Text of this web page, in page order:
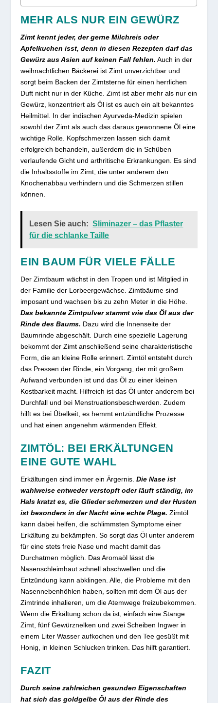
MEHR ALS NUR EIN GEWÜRZ
Zimt kennt jeder, der gerne Milchreis oder
Apfelkuchen isst, denn in diesen Rezepten darf das
Gewürz aus Asien auf keinen Fall fehlen. Auch in der
weihnachtlichen Bäckerei ist Zimt unverzichtbar und
sorgt beim Backen der Zimtsterne für einen herrlichen
Duft nicht nur in der Küche. Zimt ist aber mehr als nur ein
Gewürz, konzentriert als Öl ist es auch ein alt bekanntes
Heilmittel. In der indischen Ayurveda-Medizin spielen
sowohl der Zimt als auch das daraus gewonnene Öl eine
wichtige Rolle. Kopfschmerzen lassen sich damit
erfolgreich behandeln, außerdem die in Schüben
verlaufende Gicht und arthritische Erkrankungen. Es sind
die Inhaltsstoffe im Zimt, die unter anderem den
Knochenabbau verhindern und die Schmerzen stillen
können.
Lesen Sie auch: Sliminazer – das Pflaster
für die schlanke Taille
EIN BAUM FÜR VIELE FÄLLE
Der Zimtbaum wächst in den Tropen und ist Mitglied in
der Familie der Lorbeergewächse. Zimtbäume sind
imposant und wachsen bis zu zehn Meter in die Höhe.
Das bekannte Zimtpulver stammt wie das Öl aus der
Rinde des Baums. Dazu wird die Innenseite der
Baumrinde abgeschält. Durch eine spezielle Lagerung
bekommt der Zimt anschließend seine charakteristische
Form, die an kleine Rolle erinnert. Zimtöl entsteht durch
das Pressen der Rinde, ein Vorgang, der mit großem
Aufwand verbunden ist und das Öl zu einer kleinen
Kostbarkeit macht. Hilfreich ist das Öl unter anderem bei
Durchfall und bei Menstruationsbeschwerden. Zudem
hilft es bei Übelkeit, es hemmt entzündliche Prozesse
und hat einen angenehm wärmenden Effekt.
ZIMTÖL: BEI ERKÄLTUNGEN
EINE GUTE WAHL
Erkältungen sind immer ein Ärgernis.Die Nase ist
wahlweise entweder verstopft oder läuft ständig, im
Hals kratzt es, die Glieder schmerzen und der Husten
ist besonders in der Nacht eine echte Plage. Zimtöl
kann dabei helfen, die schlimmsten Symptome einer
Erkältung zu bekämpfen. So sorgt das Öl unter anderem
für eine stets freie Nase und macht damit das
Durchatmen möglich. Das Aromaöl lässt die
Nasenschleimhaut schnell abschwellen und die
Entzündung kann abklingen. Alle, die Probleme mit den
Nasennebenhöhlen haben, sollten mit dem Öl aus der
Zimtrinde inhalieren, um die Atemwege freizubekommen.
Wenn die Erkältung schon da ist, einfach eine Stange
Zimt, fünf Gewürznelken und zwei Scheiben Ingwer in
einem Liter Wasser aufkochen und den Tee gesüßt mit
Honig, in kleinen Schlucken trinken. Das hilft garantiert.
FAZIT
Durch seine zahlreichen gesunden Eigenschaften
hat sich das goldgelbe Öl aus der Rinde des